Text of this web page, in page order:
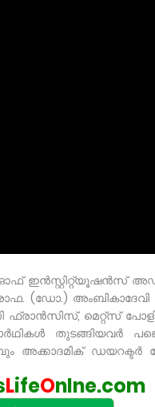
ഇൻസ്റ്റിറ്റ്യൂഷൻസ്
(ഡോ.)
മെറ്റ്സ്
തുടങ്ങിയവർ
അക്കാദമിക് ഡയറക്ടർ
LifeOnlne.com